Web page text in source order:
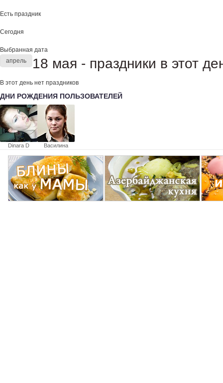
Есть праздник
Сегодня
Выбранная дата
апрель
18 мая - праздники в этот
В этот день нет праздников
ДНИ РОЖДЕНИЯ ПОЛЬЗОВАТЕЛЕЙ
Dinara D Василина